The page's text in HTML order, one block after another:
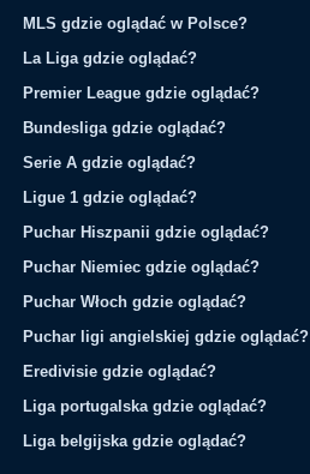
MLS gdzie oglądać w Polsce?
La Liga gdzie oglądać?
Premier League gdzie oglądać?
Bundesliga gdzie oglądać?
Serie A gdzie oglądać?
Ligue 1 gdzie oglądać?
Puchar Hiszpanii gdzie oglądać?
Puchar Niemiec gdzie oglądać?
Puchar Włoch gdzie oglądać?
Puchar ligi angielskiej gdzie oglądać?
Eredivisie gdzie oglądać?
Liga portugalska gdzie oglądać?
Liga belgijska gdzie oglądać?